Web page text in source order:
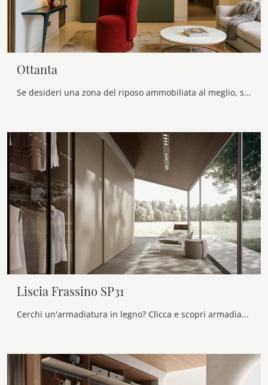
Ottanta
Se desideri una zona del riposo ammobiliata al meglio, scegli l'armadio Ottanta con ante battenti di Voltan!
Liscia Frassino SP31
Cerchi un'armadiatura in legno? Clicca e scopri armadiature a muro con ante scorrevoli di Veneran.